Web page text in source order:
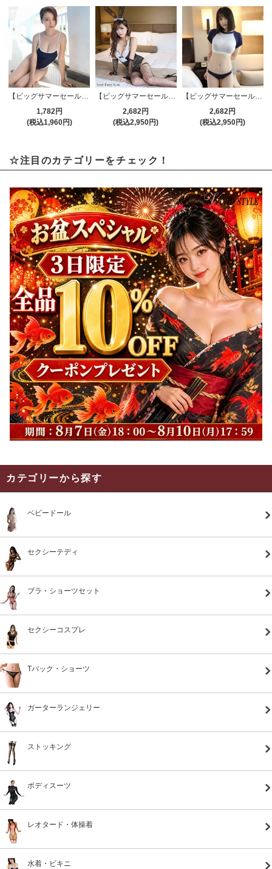
【ビッグサマーセール対象品】スイムウェア(SWIMWEAR) 055
1,782円
(税込1,960円)
【ビッグサマーセール対象品】セクシーコスプレ(SEXYCOSPLAY) 070
2,682円
(税込2,950円)
【ビッグサマーセール対象品】セクシーコスプレ(SEXYCOSPLAY) 279nb
2,682円
(税込2,950円)
☆注目のカテゴリーをチェック！
カテゴリーから探す
ベビードール
セクシーテディ
ブラ・ショーツセット
セクシーコスプレ
Tバック・ショーツ
ガーターランジェリー
ストッキング
ボディスーツ
レオタード・体操着
水着・ビキニ